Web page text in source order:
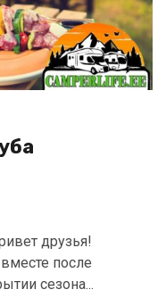
друзья!
после
сезона...